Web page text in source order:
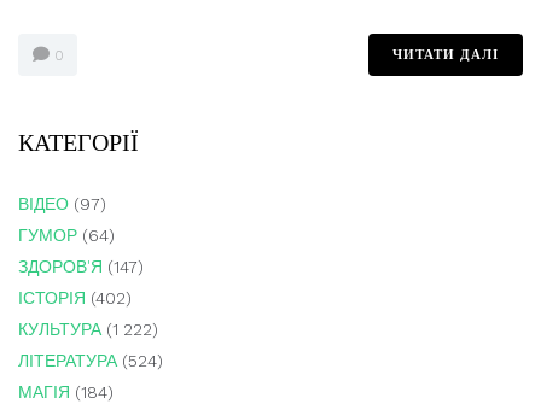
0 ЧИТАТИ ДАЛІ
КАТЕГОРІЇ
ВІДЕО (97)
ГУМОР (64)
ЗДОРОВ'Я (147)
ІСТОРІЯ (402)
КУЛЬТУРА(1 222)
ЛІТЕРАТУРА(524)
МАГІЯ (184)